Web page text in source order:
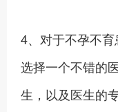
4、对于不孕不
选择一个不错的
生，以及医生的